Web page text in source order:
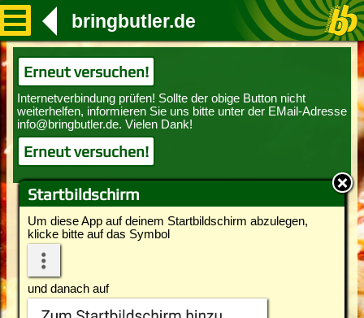
Startbildschirm
Um diese App auf deinem Startbildschirm abzulegen,
klicke bitte auf das Symbol
und danach auf
bringbutler.de
Erneut versuchen!
Erneut versuchen!